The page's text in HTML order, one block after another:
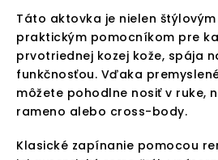
Táto aktovka je nielen
praktickým pomocníkom pre
prvotriednej kozej kože, spája
funkčnosťou. Vďaka
môžete pohodlne nosiť v ruke,
rameno alebo cross-body.
Klasické zapínanie pomocou